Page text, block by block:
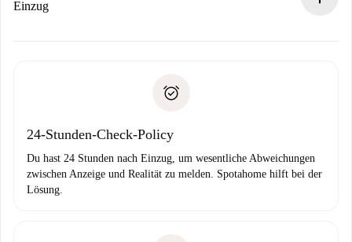
Wenn der Vermieter ablehnen muss, entstehen keine
Einzug
24-Stunden-Check-Policy
Du hast 24 Stunden nach Einzug, um wesentliche Abweichungen
zwischen Anzeige und Realität zu melden. Spotahome hilft bei der
Lösung.